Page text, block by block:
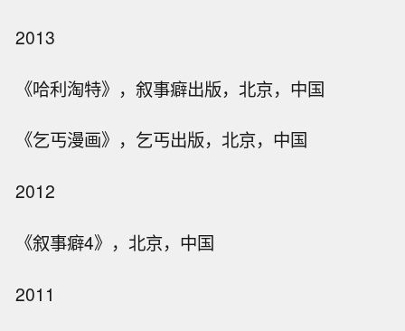
2013
《哈利淘特》，叙事癖出版，北京，中国
《乞丐漫画》，乞丐出版，北京，中国
2012
《叙事癖4》，北京，中国
2011